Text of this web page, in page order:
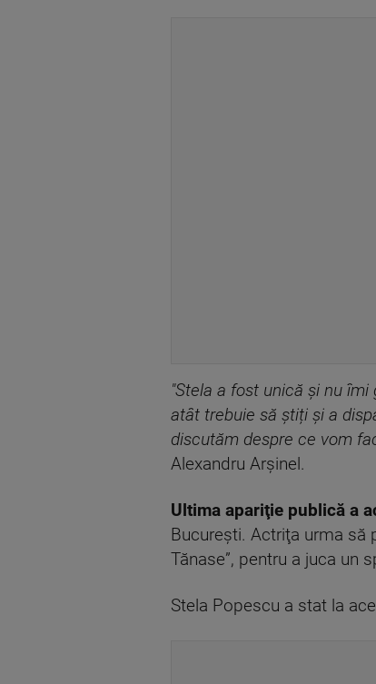
"Stela a fost unică și nu
atât trebuie să știți și a
discutăm despre ce vom
Alexandru Arșinel.
Ultima apariţie publică a
Bucureşti. Actriţa urma să
Tănase”, pentru a juca un
Stela Popescu a stat la